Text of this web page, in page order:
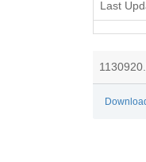
Last